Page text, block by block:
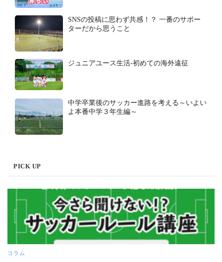
SNSの投稿に思わず共感！？ 一番のサポー
ターだから思うこと
ジュニアユース生活-初めての海外遠征
中学卒業後のサッカー進路を考える～いよい
よ本番中学３年生編～
PICK UP
コラム